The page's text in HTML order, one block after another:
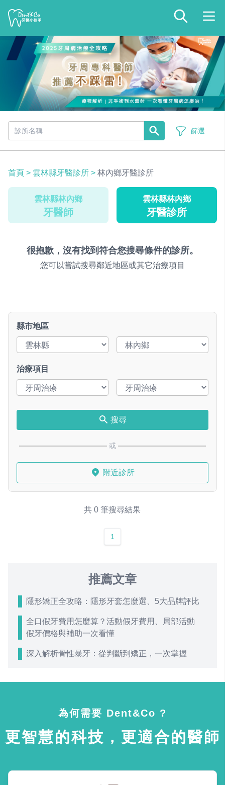
篩選
首頁 > 雲林縣牙醫診所 > 林內鄉牙醫診所
雲林縣林內鄉
牙醫師
雲林縣林內鄉
牙醫診所
很抱歉，沒有找到符合您搜尋條件的診所。
您可以嘗試搜尋鄰近地區或其它治療項目
縣市地區
治療項目
搜尋
或
附近診所
共 0 筆搜尋結果
1
推薦文章
隱形矯正全攻略：隱形牙套怎麼選、5大品牌評比
全口假牙費用怎麼算？活動假牙費用、局部活動
假牙價格與補助一次看懂
深入解析骨性暴牙：從判斷到矯正，一次掌握
為何需要 Dent&Co ?
更智慧的科技，更適合的醫師